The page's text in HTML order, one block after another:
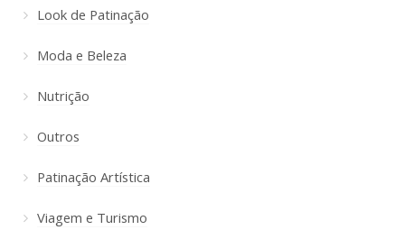
Look de Patinação
Moda e Beleza
Nutrição
Outros
Patinação Artística
Viagem e Turismo